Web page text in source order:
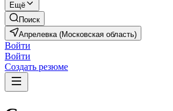
Ещё
Поиск
Апрелевка (Московская область)
Войти
Войти
Создать резюме